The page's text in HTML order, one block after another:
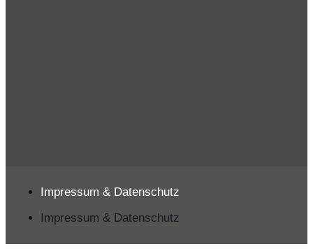
Impressum & Datenschutz
Impressum & Datenschutz